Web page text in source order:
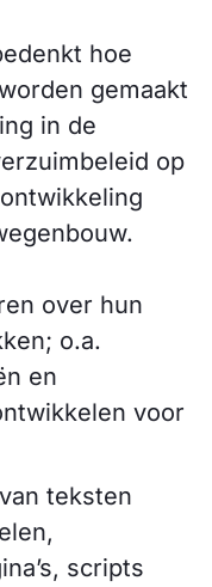
hoe
gemaakt
in de
op
over hun
o.a.
en
voor
teksten
scripts